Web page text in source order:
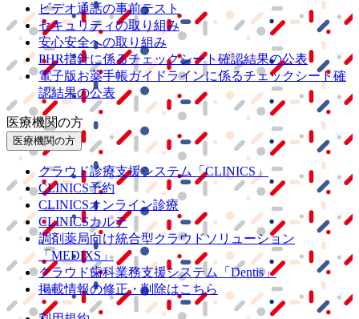
ビデオ通話の事前テスト
セキュリティの取り組み
安心安全への取り組み
PHR指針に係るチェックシート確認結果の公表
電子版お薬手帳ガイドラインに係るチェックシート確
認結果の公表
医療機関の方
医療機関の方
クラウド診療支援システム
「CLINICS」
CLINICS予約
CLINICSオンライン診療
CLINICSカルテ
調剤薬局向け統合型クラウドソリューション
「MEDIXS」
クラウド歯科業務支援システム
「Dentis」
掲載情報の修正・削除はこちら